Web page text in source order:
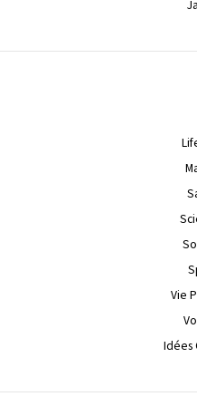
Vie
Idées